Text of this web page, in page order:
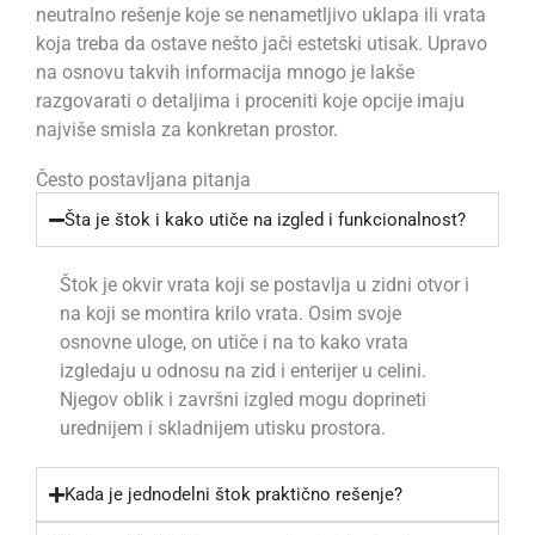
neutralno rešenje koje se nenametljivo uklapa ili vrata
koja treba da ostave nešto jači estetski utisak. Upravo
na osnovu takvih informacija mnogo je lakše
razgovarati o detaljima i proceniti koje opcije imaju
najviše smisla za konkretan prostor.
Često postavljana pitanja
Šta je štok i kako utiče na izgled i funkcionalnost?
Štok je okvir vrata koji se postavlja u zidni otvor i
na koji se montira krilo vrata. Osim svoje
osnovne uloge, on utiče i na to kako vrata
izgledaju u odnosu na zid i enterijer u celini.
Njegov oblik i završni izgled mogu doprineti
urednijem i skladnijem utisku prostora.
Kada je jednodelni štok praktično rešenje?